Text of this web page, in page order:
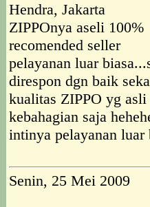
Hendra, Jakarta
ZIPPOnya aseli 100%
recomended seller
pelayanan luar
direspon dgn baik
kualitas ZIPPO yg
kebahagian saja
intinya pelayanan luar
Senin, 25 Mei 2009